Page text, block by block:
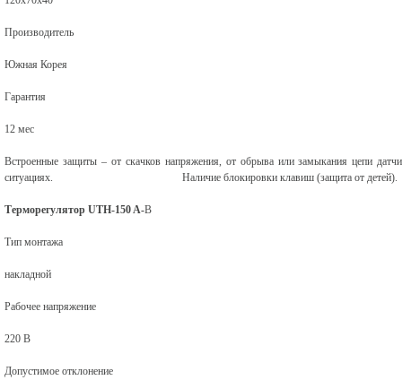
Производитель
Южная Корея
Гарантия
12 мес
Встроенные защиты – от скачков напряжения, от обрыва или замыкания цепи
ситуациях.
Наличие блокировки клавиш (защита от детей).
Терморегулятор UTH-150 A-B
Тип монтажа
накладной
Рабочее напряжение
220 В
Допустимое отклонение